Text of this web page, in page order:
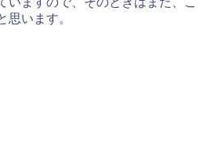
思います。